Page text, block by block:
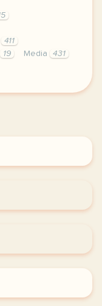
411
19 Media
431
dans le plus